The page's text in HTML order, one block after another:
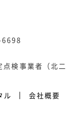
点検事業者（北
ル
会社概要